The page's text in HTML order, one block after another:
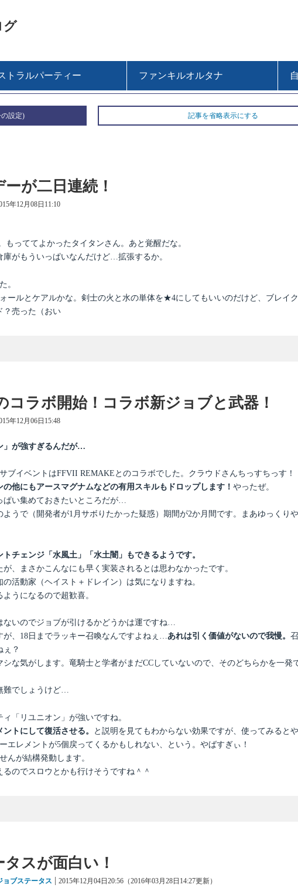
グ
トラルパーティー ファンキルオルタナ
記事を省略表示にする
が二日連続！
年12月08日11:10
っててよかったタイタンさん。あと覚醒だな。
がもういっぱいなんだけど…拡張するか。
。
ールとケアルかな。剣士の火と水の単体を★4にしてもいいのだけど、ブレイ
？売った（おい
ラボ開始！コラボ新ジョブと武器！
:
年12月06日15:48
」が強すぎるんだが…
ブイベントはFFVII REMAKEとのコラボでした。クラウドさんちっすちっす！
他にもアースマグナムなどの有用スキルもドロップします！ やったぜ。
ぱい集めておきたいところだが…
うで（開発者が1月サボりたかった疑惑）期間が2か月間です。まあゆっくりや
チェンジ「水風土」「水土闇」もできるようです。
、まさかこんなにも早く実装されるとは思わなかったです。
活動家（ヘイスト＋ドレイン）は気になりますね。
うになるので超歓喜。
いのでジョブが引けるかどうかは運ですね…
、18日までラッキー召喚なんですよねぇ…あれは引く価値がないので我慢。
ぇ？
な気がします。竜騎士と学者がまだCCしていないので、そのどちらかを一発
難でしょうけど…
「リユニオン」が強いですね。
トにして復活させる。
と説明を見てもわからない効果ですが、使ってみるとや
エレメントが5個戻ってくるかもしれない、という。やばすぎぃ！
んが結構発動します。
のでスロウとかも行けそうですね＾＾
スが面白い！
ョブステータス
投
2015年12月04日20:56（2016年03月28日14:27更新）